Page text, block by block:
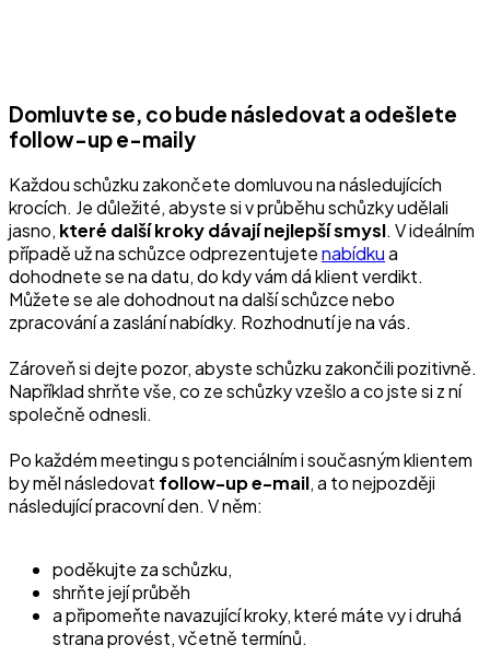
Domluvte se, co bude následovat a odešlete
follow-up e-maily
Každou schůzku zakončete domluvou na následujících
krocích. Je důležité, abyste si v průběhu schůzky udělali
jasno, které další kroky dávají nejlepší smysl. V ideálním
případě už na schůzce odprezentujetenabídkua
dohodnete se na datu, do kdy vám dá klient verdikt.
Můžete se ale dohodnout na další schůzce nebo
zpracování a zaslání nabídky. Rozhodnutí je na vás.
Zároveň si dejte pozor, abyste schůzku zakončili pozitivně.
Například shrňte vše, co ze schůzky vzešlo a co jste si z ní
společně odnesli.
Po každém meetingu s potenciálním i současným klientem
by měl následovat follow-up e-mail, a to nejpozději
následující pracovní den. V něm:
poděkujte za schůzku,
shrňte její průběh
a připomeňte navazující kroky, které máte vy i druhá
strana provést, včetně termínů.